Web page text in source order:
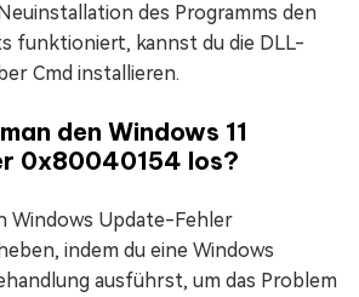
des Programms den
funktioniert, kannst du die DLL-
Cmd installieren.
den Windows 11
0x80040154 los?
Windows Update-Fehler
indem du eine Windows
ausführst, um das Problem